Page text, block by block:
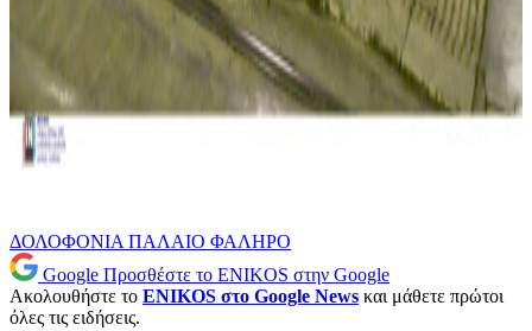
ΔΟΛΟΦΟΝΙΑ ΠΑΛΑΙΟ ΦΑΛΗΡΟ
Google Προσθέστε το ENIKOS στην Google
Ακολουθήστε το ENIKOS στο Google News και μάθετε πρώτοι
όλες τις ειδήσεις.